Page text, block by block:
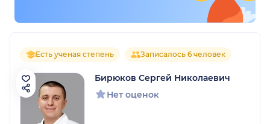
Есть ученая степень Записалось 6 человек
Бирюков Сергей Николаевич
Нет оценок